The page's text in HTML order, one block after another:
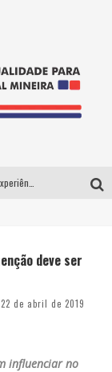
deve ser
22 de abril de 2019
influenciar no